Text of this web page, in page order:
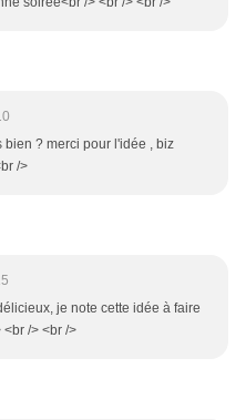
bien ? merci pour l'idée , biz
/>
je note cette idée à faire
/> <br />